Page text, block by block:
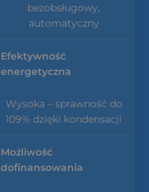
bezobsługowy,
automatyczny
Efektywność
energetyczna
Wysoka – sprawność do
109% dzięki kondensacji
Możliwość
dofinansowania